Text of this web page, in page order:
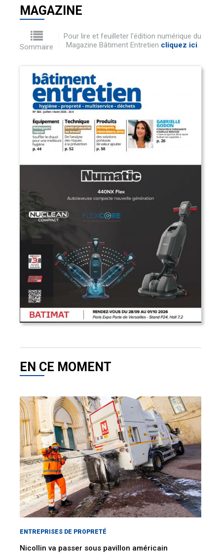
MAGAZINE
Sommaire
Pour lire et feuilleter l'édition numérique du
Magazine Bâtiment Entretien cliquez ici.
EN CE MOMENT
ENTREPRISES DE PROPRETÉ
Nicollin va passer sous pavillon américain